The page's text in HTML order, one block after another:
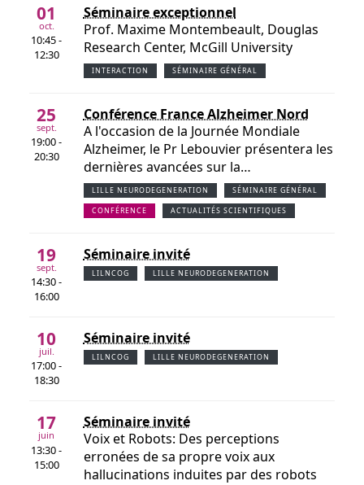
01
oct.
10:45 -
12:30
Séminaire exceptionnel
Prof. Maxime Montembeault, Douglas
Research Center, McGill University
INTERACTION SÉMINAIRE GÉNÉRAL
25
sept.
19:00 -
20:30
Conférence France Alzheimer Nord
A l'occasion de la Journée Mondiale
Alzheimer, le Pr Lebouvier présentera les
dernières avancées sur la…
LILLE NEURODEGENERATION SÉMINAIRE GÉNÉRAL
CONFÉRENCE ACTUALITÉS SCIENTIFIQUES
19
sept.
14:30 -
16:00
Séminaire invité
LILNCOG LILLE NEURODEGENERATION
10
juil.
17:00 -
18:30
Séminaire invité
LILNCOG LILLE NEURODEGENERATION
17
juin
13:30 -
15:00
Séminaire invité
Voix et Robots: Des perceptions
erronées de sa propre voix aux
hallucinations induites par des robots